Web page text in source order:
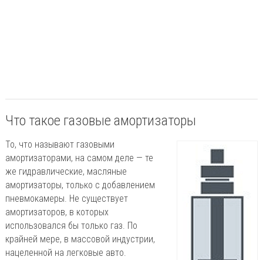
Что такое газовые амортизаторы
То, что называют газовыми
амортизаторами, на самом деле — те
же гидравлические, масляные
амортизаторы, только с добавлением
пневмокамеры. Не существует
амортизаторов, в которых
использовался бы только газ. По
крайней мере, в массовой индустрии,
нацеленной на легковые авто.